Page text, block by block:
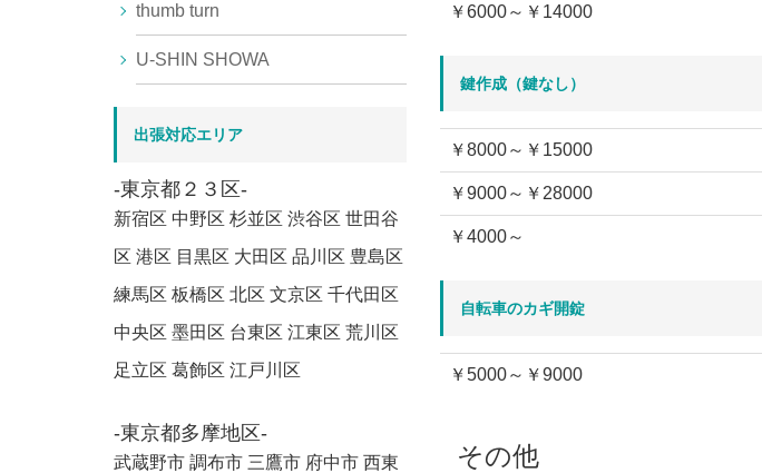
￥6000～￥14000
鍵作成（鍵なし）
￥8000～￥15000
￥9000～￥28000
￥4000～
自転車のカギ開錠
￥5000～￥9000
その他
thumb turn
U-SHIN SHOWA
出張対応エリア
-東京都２３区-
新宿区 中野区 杉並区 渋谷区 世田谷
区 港区 目黒区 大田区 品川区 豊島区
練馬区 板橋区 北区 文京区 千代田区
中央区 墨田区 台東区 江東区 荒川区
足立区 葛飾区 江戸川区
-東京都多摩地区-
武蔵野市 調布市 三鷹市 府中市 西東